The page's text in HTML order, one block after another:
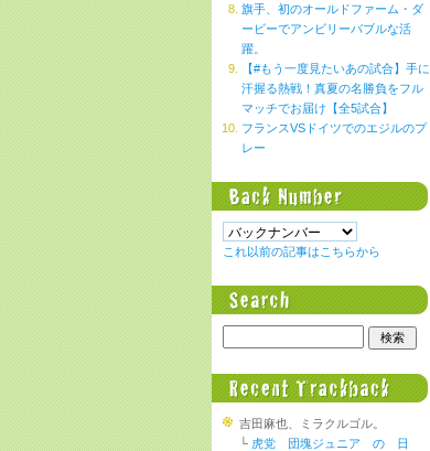
旗手、初のオールドファーム・ダ
ービーでアンビリーバブルな活
躍。
【#もう一度見たいあの試合】手に
汗握る熱戦！真夏の名勝負をフル
マッチでお届け【全5試合】
フランスVSドイツでのエジルのプ
レー
これ以前の記事はこちらから
吉田麻也、ミラクルゴル。
└ 虎党 団塊ジュニア の 日